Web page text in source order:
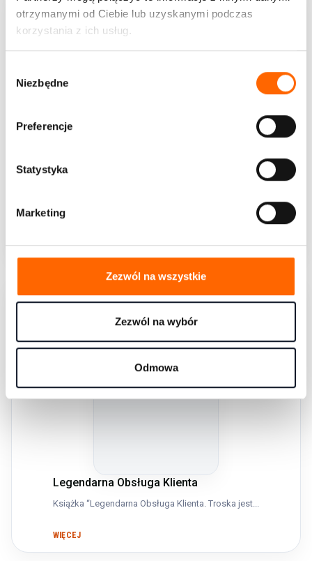
otrzymanymi od Ciebie lub uzyskanymi podczas
korzystania z ich usług.
Niezbędne
Preferencje
Statystyka
Marketing
Zezwól na wszystkie
Zezwól na wybór
Odmowa
Nie jesteśmy ekspertami od emocji. Mamy problem...
Legendarna Obsługa Klienta
Książka “Legendarna Obsługa Klienta. Troska jest...
WIĘCEJ